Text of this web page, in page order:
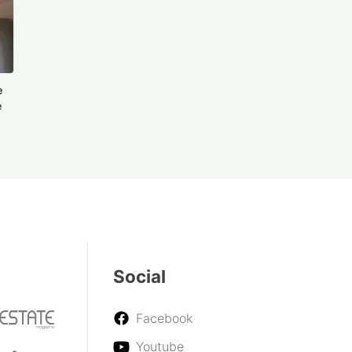
Social
Facebook
Youtube